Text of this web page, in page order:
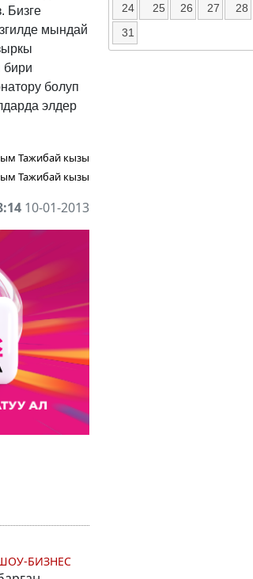
Бизге
мындай
бири
болуп
элдер
Тажибай кызы
Тажибай кызы
10-01-2013
БИЗНЕС
24
25 26 27 28
31